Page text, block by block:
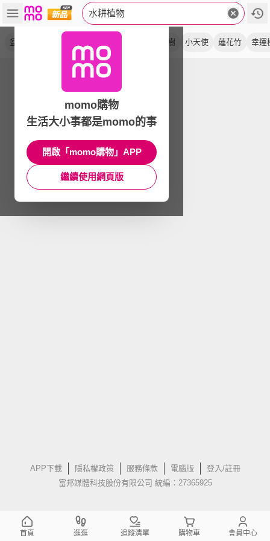
水耕植物
盆栽 進財樹 小天使 蓮花竹 幸運
APP下載 隱私權政策 服務條款 電腦版
登入/註冊
富邦媒體科技股份有限公司 統編：27365925
momo購物
生活大小事都是momo的事
開啟「momo購物」APP
繼續使用網頁版
首頁 逛逛 追蹤清單 購物車 會員中心